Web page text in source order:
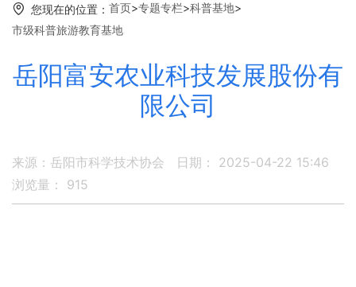
您现在的位置： 首页>专题专栏>科普基地>
市级科普旅游教育基地
岳阳富安农业科技发展股份有
限公司
来源：岳阳市科学技术协会
日期： 2025-04-22 15:46
浏览量： 915